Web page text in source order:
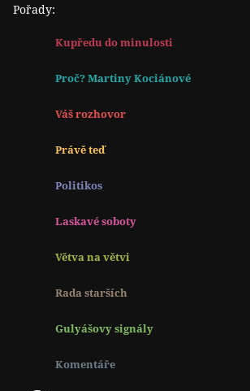
Pořady:
Kupředu do minulosti
Proč? Martiny Kociánové
Váš rozhovor
Právě teď
Politikos
Laskavé soboty
Větva na větvi
Rada starších
Gulyášovy signály
Komentáře